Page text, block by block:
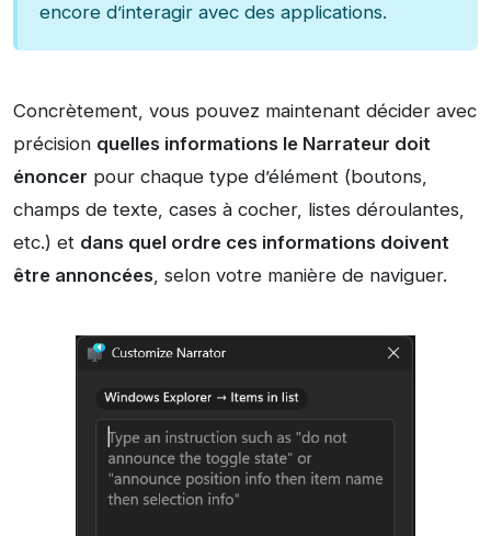
encore d’interagir avec des applications.
Concrètement, vous pouvez maintenant décider avec
précision quelles informations le Narrateur doit
énoncer pour chaque type d’élément (boutons,
champs de texte, cases à cocher, listes déroulantes,
etc.) et dans quel ordre ces informations doivent
être annoncées, selon votre manière de naviguer.